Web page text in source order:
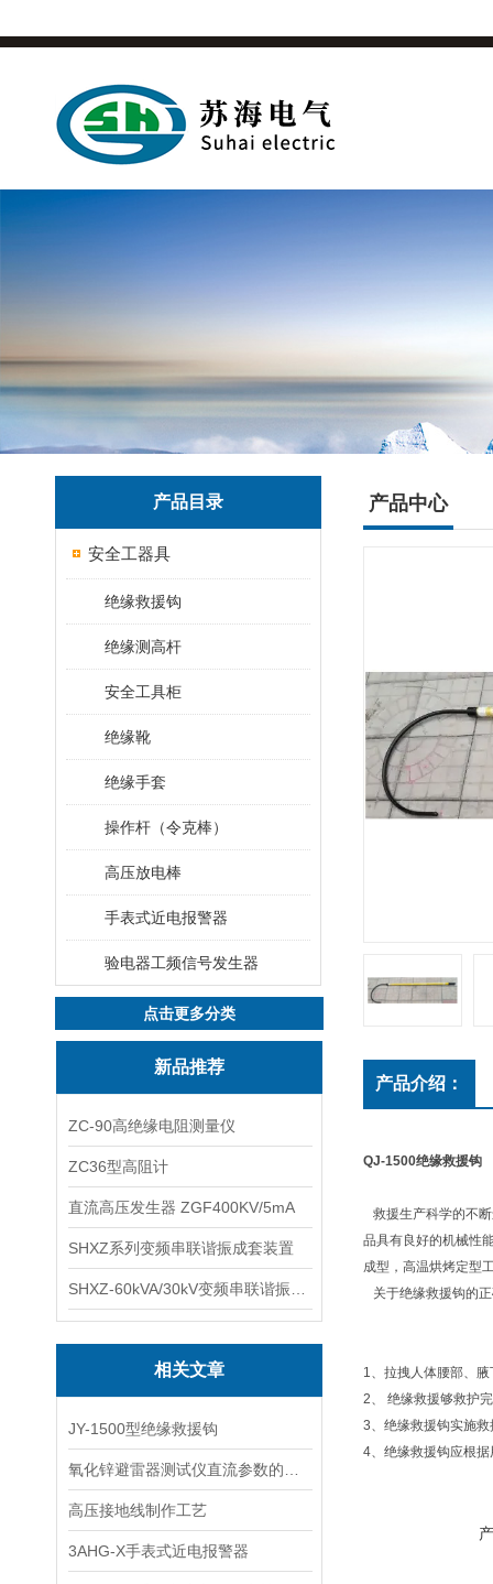
产品目录
安全工器具
绝缘救援钩
绝缘测高杆
安全工具柜
绝缘靴
绝缘手套
操作杆（令克棒）
高压放电棒
手表式近电报警器
验电器工频信号发生器
点击更多分类
新品推荐
ZC-90高绝缘电阻测量仪
ZC36型高阻计
直流高压发生器 ZGF400KV/5mA
SHXZ系列变频串联谐振成套装置
相关文章
JY-1500型绝缘救援钩
高压接地线制作工艺
3AHG-X手表式近电报警器
产品中心
产品介绍：
QJ-1500绝缘救援钩
救援生产科学的不
品具有良好的机械性
成型，高温烘烤定型
关于绝缘救援钩的
1、拉拽人体腰部、
2、 绝缘救援够救护
3、绝缘救援钩实施
4、绝缘救援钩应根